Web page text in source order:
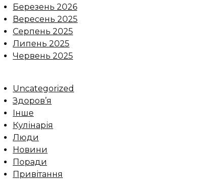
Березень 2026
Вересень 2025
Серпень 2025
Липень 2025
Червень 2025
Uncategorized
Здоров’я
Інше
Кулінарія
Люди
Новини
Поради
Привітання